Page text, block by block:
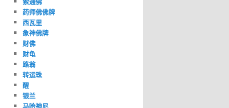
药师佛佛牌
西瓦里
象神佛牌
财佛
财龟
路翁
转运珠
醒
银兰
马哈神尼